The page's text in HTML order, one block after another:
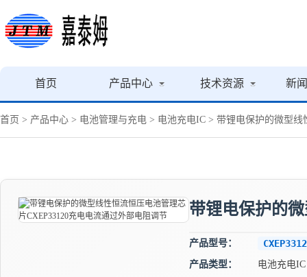
首页 产品中心 技术资源 新
首页 > 产品中心 > 电池管理与充电 > 电池充电IC > 带锂电保护的微型线
带锂电保护的
产品型号：
产品类型：
电池充电IC